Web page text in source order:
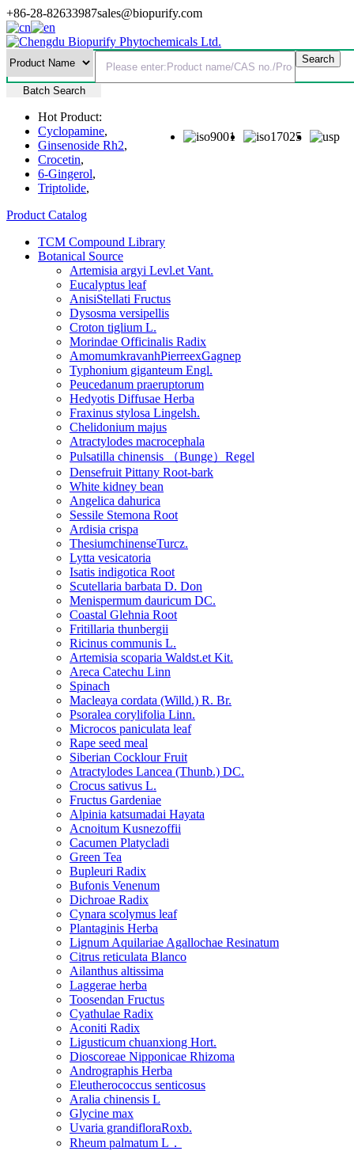
+86-28-82633987sales@biopurify.com
Batch Search
Hot Product:
Cyclopamine,
Ginsenoside Rh2,
Crocetin,
6-Gingerol,
Triptolide,
Product Catalog
TCM Compound Library
Botanical Source
Artemisia argyi Levl.et Vant.
Eucalyptus leaf
AnisiStellati Fructus
Dysosma versipellis
Croton tiglium L.
Morindae Officinalis Radix
AmomumkravanhPierreexGagnep
Typhonium giganteum Engl.
Peucedanum praeruptorum
Hedyotis Diffusae Herba
Fraxinus stylosa Lingelsh.
Chelidonium majus
Atractylodes macrocephala
Pulsatilla chinensis （Bunge）Regel
Densefruit Pittany Root-bark
White kidney bean
Angelica dahurica
Sessile Stemona Root
Ardisia crispa
ThesiumchinenseTurcz.
Lytta vesicatoria
Isatis indigotica Root
Scutellaria barbata D. Don
Menispermum dauricum DC.
Coastal Glehnia Root
Fritillaria thunbergii
Ricinus communis L.
Artemisia scoparia Waldst.et Kit.
Areca Catechu Linn
Spinach
Macleaya cordata (Willd.) R. Br.
Psoralea corylifolia Linn.
Microcos paniculata leaf
Rape seed meal
Siberian Cocklour Fruit
Atractylodes Lancea (Thunb.) DC.
Crocus sativus L.
Fructus Gardeniae
Alpinia katsumadai Hayata
Acnoitum Kusnezoffii
Cacumen Platycladi
Green Tea
Bupleuri Radix
Bufonis Venenum
Dichroae Radix
Cynara scolymus leaf
Plantaginis Herba
Lignum Aquilariae Agallochae Resinatum
Citrus reticulata Blanco
Ailanthus altissima
Laggerae herba
Toosendan Fructus
Cyathulae Radix
Aconiti Radix
Ligusticum chuanxiong Hort.
Dioscoreae Nipponicae Rhizoma
Andrographis Herba
Eleutherococcus senticosus
Aralia chinensis L
Glycine max
Uvaria grandifloraRoxb.
Rheum palmatum L．